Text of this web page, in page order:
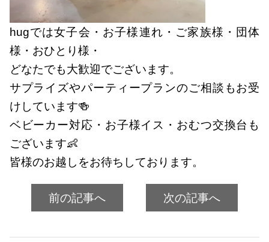
hugでは女子会・お子様連れ・ご家族様・団体
様・おひとり様・
どなたでも大歓迎でございます。
サプライズやパーティープランのご相談もお受
けしています🍻
ベビーカー対応・お子様イス・おむつ交換台も
ございます👶
皆様のお越しをお待ちしております。
前の記事へ 次の記事へ